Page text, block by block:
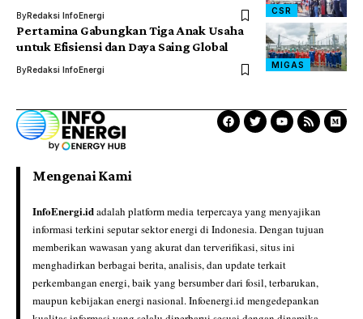
CSR
ByRedaksi InfoEnergi
MIGAS
Pertamina Gabungkan Tiga Anak Usaha
untuk Efisiensi dan Daya Saing Global
ByRedaksi InfoEnergi
Mengenai Kami
InfoEnergi.idadalah platform media terpercaya yang menyajikan
informasi terkini seputar sektor energi di Indonesia. Dengan tujuan
memberikan wawasan yang akurat dan terverifikasi, situs ini
menghadirkan berbagai berita, analisis, dan update terkait
perkembangan energi, baik yang bersumber dari fosil, terbarukan,
maupun kebijakan energi nasional. Infoenergi.id mengedepankan